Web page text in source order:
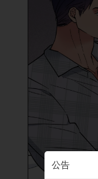
公告